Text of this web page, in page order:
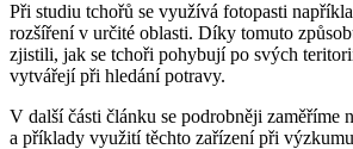
Při studiu tchořů se využívá fotopasti
rozšíření v určité oblasti. Díky tomuto
zjistili, jak se tchoři pohybují po svých
vytvářejí při hledání potravy.
V další části článku se podrobněji zaměříme
a příklady využití těchto zařízení při